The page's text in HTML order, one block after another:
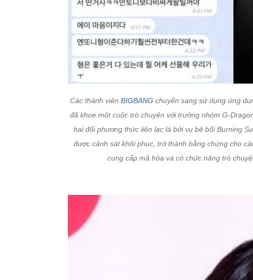
Các thành viên BIGBANG chuyển sang sử dụng ứng
đã khoe một cuộc trò chuyện với trưởng nhóm G-
hai đổi phương thức liên lạc là bởi vụ bê bối Burning
được cảnh sát khôi phục, trở thành bằng chứng cho
cung cấp mã hóa và có chức năng trò